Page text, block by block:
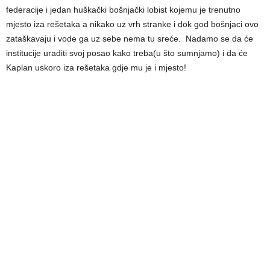
federacije i jedan huškački bošnjački lobist kojemu je trenutno
mjesto iza rešetaka a nikako uz vrh stranke i dok god bošnjaci ovo
zataškavaju i vode ga uz sebe nema tu sreće. Nadamo se da će
institucije uraditi svoj posao kako treba(u što sumnjamo) i da će
Kaplan uskoro iza rešetaka gdje mu je i mjesto!